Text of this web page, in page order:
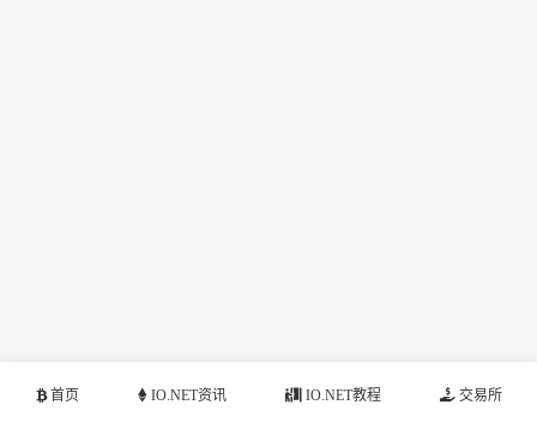
首页 IO.NET资讯 IO.NET教程 交易所